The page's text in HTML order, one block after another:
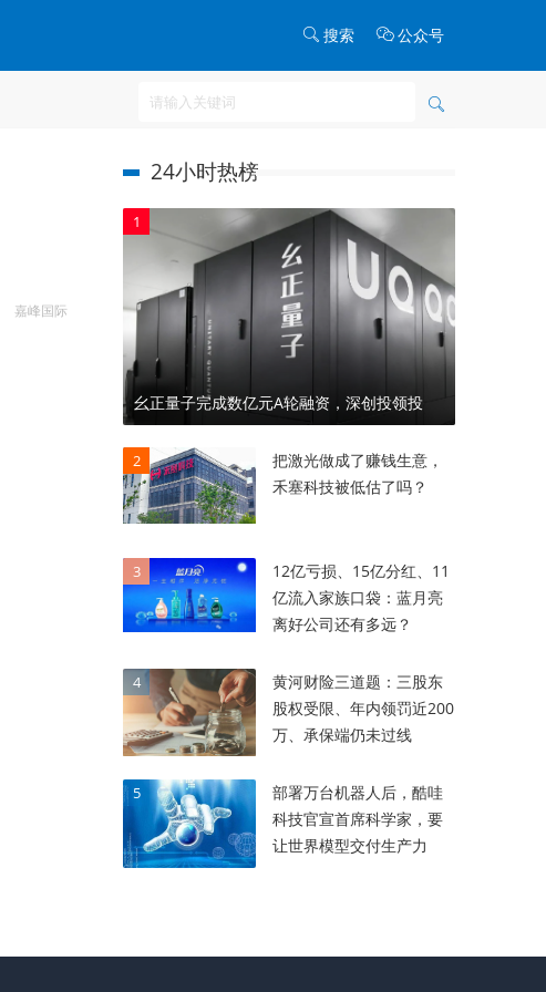
搜索 公众号
嘉峰国际
24小时热榜
1
幺正量子完成数亿元A轮融资，深创投领投
2
把激光做成了赚钱生意，
禾塞科技被低估了吗？
3
12亿亏损、15亿分红、11
亿流入家族口袋：蓝月亮
离好公司还有多远？
4
黄河财险三道题：三股东
股权受限、年内领罚近200
万、承保端仍未过线
5
部署万台机器人后，酷哇
科技官宣首席科学家，要
让世界模型交付生产力